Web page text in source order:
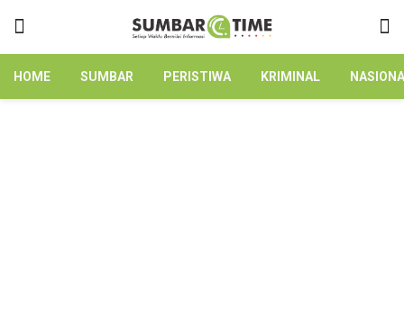
HOME SUMBAR PERISTIWA KRIMINAL